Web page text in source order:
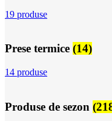
19 produse
Prese termice (14)
14 produse
Produse de sezon